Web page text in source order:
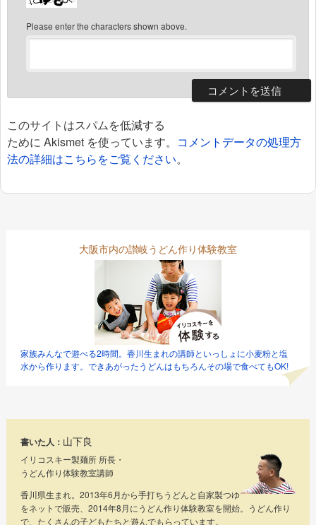
Please enter the characters shown above.
このサイトはスパムを低減する
ために Akismet を使っています。 コメントデータの処理方
法の詳細はこちらをご覧ください。
大阪市内の讃岐うどん作り体験教室
家族みんなで遊べる2時間。香川生まれの講師といっしょに小麦粉と塩
水から作ります。できあがったうどんはもちろんその場で食べてもOK!
書いた人： 山下良
イリコスキー製麺所 所長・
うどん作り体験教室講師
香川県生まれ。2013年6月から手打ちうどんと自家製つゆ
をネットで販売、2014年8月にうどん作り体験教室を開始。うどん作り
で、たくさんの子どもたちと遊んでもらっています。